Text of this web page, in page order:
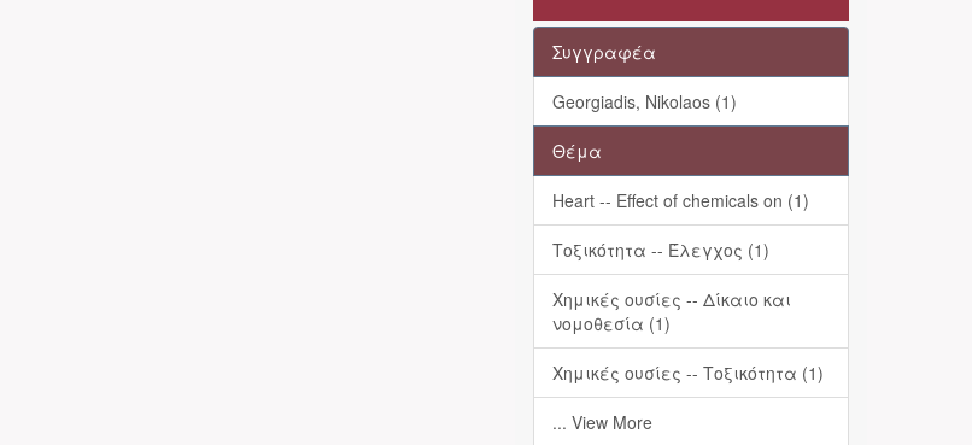
Συγγραφέα
Georgiadis, Nikolaos (1)
Θέμα
Heart -- Effect of chemicals on (1)
Τοξικότητα -- Έλεγχος (1)
Χημικές ουσίες -- Δίκαιο και
νομοθεσία (1)
Χημικές ουσίες -- Τοξικότητα (1)
... View More